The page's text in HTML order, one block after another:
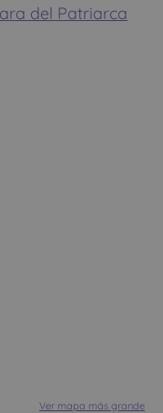
del Patriarca
Ver mapa más grande